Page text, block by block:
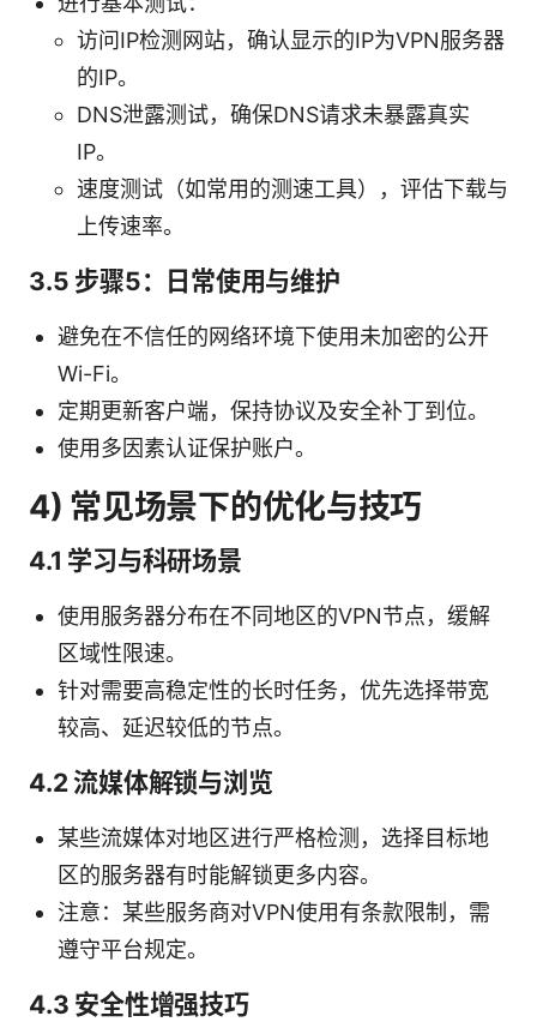
访问IP检测网站，确认显示的IP为VPN服务器
的IP。
DNS泄露测试，确保DNS请求未暴露真实
IP。
速度测试（如常用的测速工具），评估下载与
上传速率。
3.5 步骤5：日常使用与维护
避免在不信任的网络环境下使用未加密的公开
Wi-Fi。
定期更新客户端，保持协议及安全补丁到位。
使用多因素认证保护账户。
4) 常见场景下的优化与技巧
4.1 学习与科研场景
使用服务器分布在不同地区的VPN节点，缓解
区域性限速。
针对需要高稳定性的长时任务，优先选择带宽
较高、延迟较低的节点。
4.2 流媒体解锁与浏览
某些流媒体对地区进行严格检测，选择目标地
区的服务器有时能解锁更多内容。
注意：某些服务商对VPN使用有条款限制，需
遵守平台规定。
4.3 安全性增强技巧